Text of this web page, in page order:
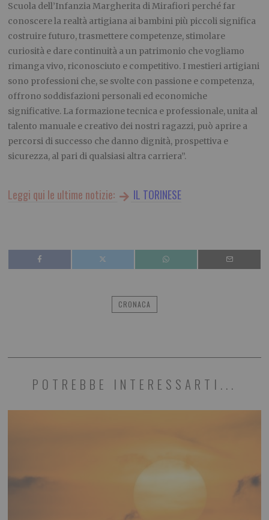
Scuola dell’Infanzia Margherita di Mirafiori perché far
conoscere la realtà artigiana ai bambini più piccoli significa
costruire futuro, trasmettere competenze, stimolare
curiosità e dare continuità a un patrimonio che vogliamo
rimanga vivo, riconosciuto e competitivo. I mestieri artigiani
sono professioni che, se svolte con passione e competenza,
offrono soddisfazioni personali ed economiche
significative. La formazione tecnica e professionale, unita al
talento manuale e creativo dei nostri ragazzi, può aprire a
percorsi di successo che danno dignità, prospettiva e
sicurezza, al pari di qualsiasi altra carriera”.
Leggi qui le ultime notizie: IL TORINESE
CRONACA
POTREBBE INTERESSARTI...